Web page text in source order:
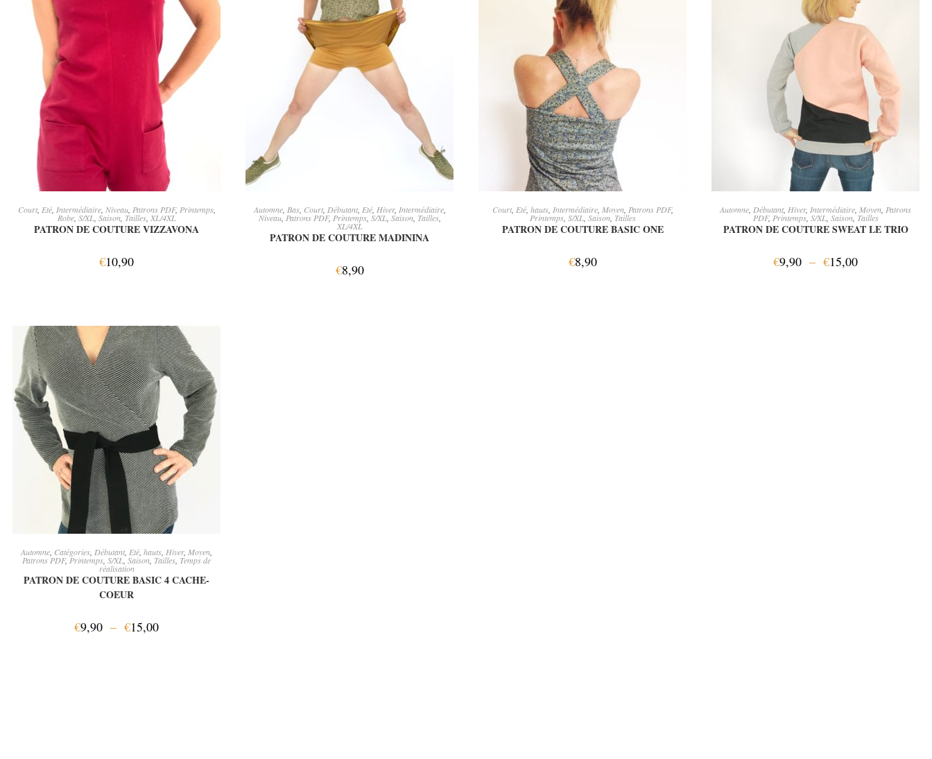
AJOUTER AU PANIER
Court, Eté, Intermédiaire, Niveau, Patrons PDF, Printemps,
Robe, S/XL, Saison, Tailles, XL/4XL
PATRON DE COUTURE VIZZAVONA
€10,90
AJOUTER AU PANIER
Automne, Bas, Court, Débutant, Eté, Hiver, Intermédiaire,
Niveau, Patrons PDF, Printemps, S/XL, Saison, Tailles,
XL/4XL
PATRON DE COUTURE MADININA
€8,90
AJOUTER AU PANIER
Court, Eté, hauts, Intermédiaire, Moyen, Patrons PDF,
Printemps, S/XL, Saison,Tailles
PATRON DE COUTURE BASIC ONE
€8,90
CHOIX DES OPTIONS
Automne Débutant Hiver, Intermédiaire Moyen Patrons
PDF, Printemps, S/XL, Saison,Tailles
PATRON DE COUTURE SWEAT LE TRIO
€9,90 – €15,00
CHOIX DES OPTIONS
Automne Catégories Débutant Eté hauts Hiver, Moyen
Patrons PDF, Printemps S/XL,Saison Tailles Temps de
réalisation
PATRON DE COUTURE BASIC 4 CACHE-
COEUR
€9,90 – €15,00